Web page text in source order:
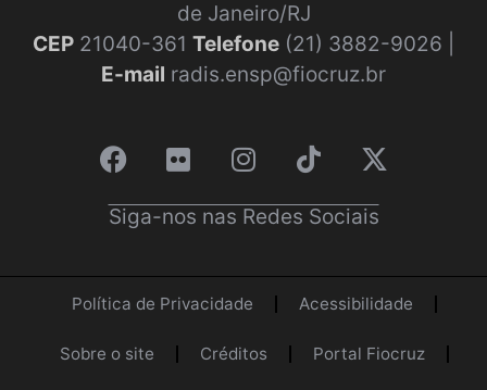
de Janeiro/RJ
CEP 21040-361 Telefone (21) 3882-9026 |
E-mail radis.ensp@fiocruz.br
Siga-nos nas Redes Sociais
Política de Privacidade Acessibilidade
Sobre o site Créditos Portal Fiocruz